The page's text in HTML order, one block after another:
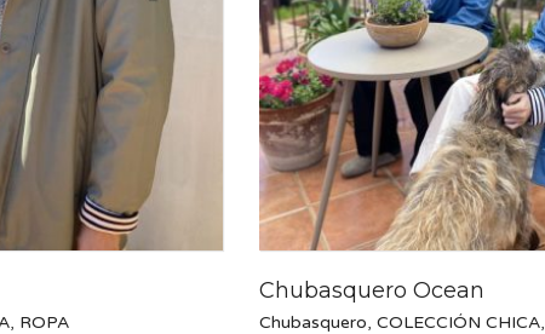
, ROPA
Chubasquero Ocean
Chubasquero,COLECCIÓN CHICA,